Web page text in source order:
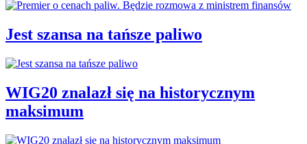
Jest szansa na tańsze paliwo
WIG20 znalazł się na historycznym
maksimum